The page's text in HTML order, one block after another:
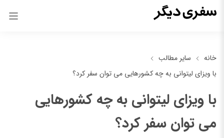
خانه
سایر مطالب
با ویزای لیتوانی به چه کشورهایی می توان سفر کرد؟
با ویزای لیتوانی به چه کشورهایی
می توان سفر کرد؟